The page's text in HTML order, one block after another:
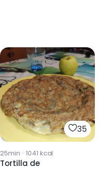
35
25min · 1041 kcal
Tortilla de